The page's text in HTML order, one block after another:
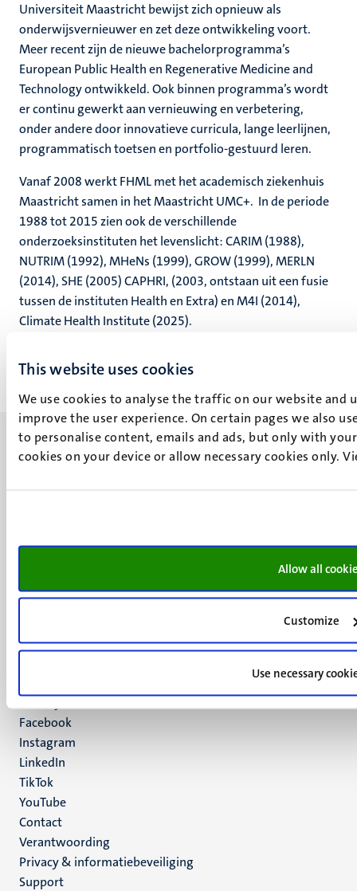
This website uses cookies
We use cookies to analyse the traffic on our website and
improve the user experience. On certain pages we also
to personalise content, emails and ads, but only with
cookies on your device or allow necessary cookies only.
Allow all
Customize
Use necessary
Universiteit Maastricht bewijst zich opnieuw als
onderwijsvernieuwer en zet deze ontwikkeling voort.
Meer recent zijn de nieuwe bachelorprogramma’s
European Public Health en Regenerative Medicine and
Technology ontwikkeld. Ook binnen programma’s wordt
er continu gewerkt aan vernieuwing en verbetering,
onder andere door innovatieve curricula, lange leerlijnen,
programmatisch toetsen en portfolio-gestuurd leren.
Vanaf 2008 werkt FHML met het academisch ziekenhuis
Maastricht samen in het Maastricht UMC+. In de periode
1988 tot 2015 zien ook deverschillende
onderzoeksinstituten het levenslicht: CARIM (1988),
NUTRIM (1992), MHeNs (1999), GROW (1999), MERLN
(2014), SHE (2005) CAPHRI, (2003, ontstaan uit een fusie
tussen de instituten Health en Extra)en M4I (2014),
Climate Health Institute (2025).
6211 LK
+31 43 388 2222
P.O. Box 616
Social
media
Facebook
Instagram
LinkedIn
TikTok
YouTube
Menu
footer
(NL)
Contact
Verantwoording
Privacy & informatiebeveiliging
Support